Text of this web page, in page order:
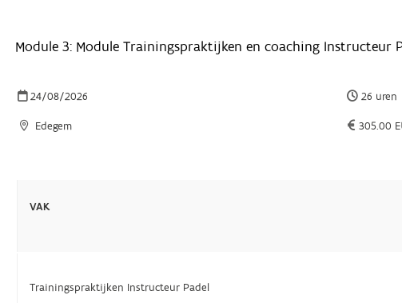
Module 3: Module Trainingspraktijken en coaching Instructeur
24/08/2026 26 uren
Edegem 305.00
VAK
Trainingspraktijken Instructeur Padel